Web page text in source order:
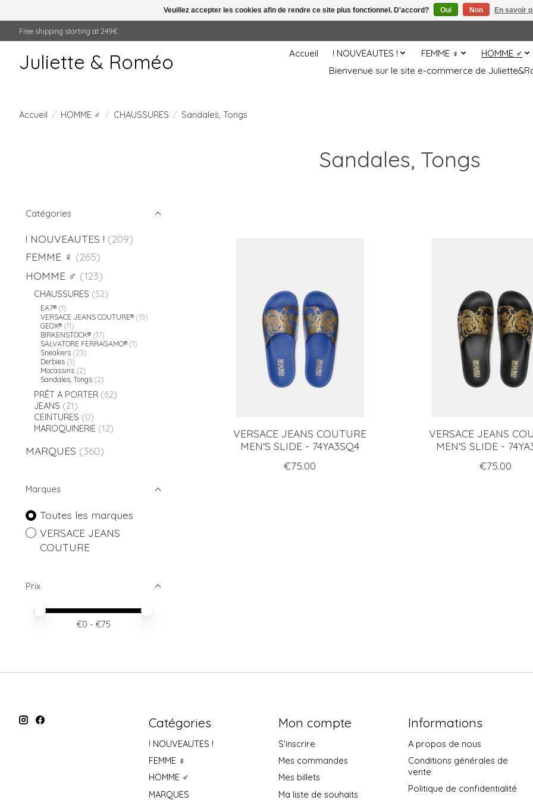
Free shipping starting at 249€
Juliette & Roméo Accueil ! NOUVEAUTES ! FEMME ♀ HOMME ♂
Bienvenue sur le site e-commerce de
Accueil / HOMME ♂ / CHAUSSURES / Sandales, Tongs
Sandales, Tongs
Catégories
! NOUVEAUTES ! (209)
FEMME ♀ (265)
HOMME ♂ (123)
CHAUSSURES (52)
EA7® (1)
VERSACE JEANS COUTURE® (15)
GEOX® (11)
BIRKENSTOCK® (17)
SALVATORE FERRAGAMO® (1)
Sneakers (23)
Derbies (1)
Mocassins (2)
Sandales, Tongs (2)
PRÊT A PORTER (62)
JEANS (21)
CEINTURES (0)
MAROQUINERIE (12)
MARQUES (360)
Marques
Toutes les marques
VERSACE JEANS
COUTURE
Prix
Prix minimum
Price maximum value
€0 - €75
VERSACE JEANS COUTURE
MEN'S SLIDE - 74YA3SQ4
€75.00
VERSACE JEANS
MEN'S SLIDE -
€75.00
Catégories
! NOUVEAUTES !
FEMME ♀
HOMME ♂
MARQUES
Mon compte
S'inscrire
Mes commandes
Mes billets
Ma liste de souhaits
Informations
A propos de nous
Conditions générales de
vente
Politique de confidentialité
Veuillez accepter les cookies afin de rendre ce site plus fonctionnel. D'accord? Oui Non En savoir